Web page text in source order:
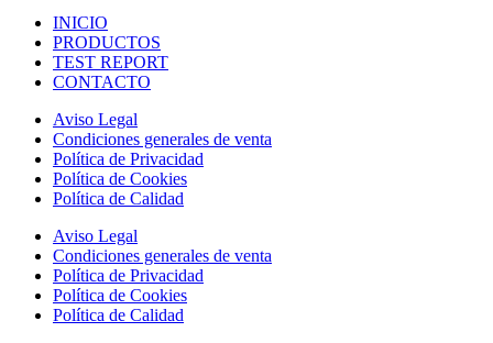
INICIO
PRODUCTOS
TEST REPORT
CONTACTO
Aviso Legal
Condiciones generales de venta
Política de Privacidad
Política de Cookies
Política de Calidad
Aviso Legal
Condiciones generales de venta
Política de Privacidad
Política de Cookies
Política de Calidad